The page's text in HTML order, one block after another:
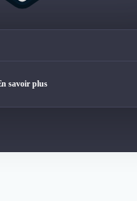
savoir plus